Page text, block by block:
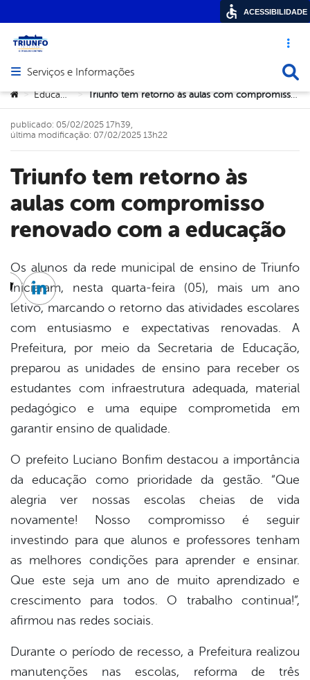
Acesso
Abrir menu principal de navegação
Serviços e Informações
Você está aqui:
> Educação > Triunfo tem retorno às aulas com compromisso renovado com a educação
Triunfo tem retorno às
aulas com compromisso
renovado com a educação
publicado: 05/02/2025 17h39,
última modificação: 07/02/2025 13h22
Os alunos da rede municipal de ensino de Triunfo
iniciaram, nesta quarta-feira (05), mais um ano
letivo, marcando o retorno das atividades escolares
com entusiasmo e expectativas renovadas. A
Prefeitura, por meio da Secretaria de Educação,
preparou as unidades de ensino para receber os
estudantes com infraestrutura adequada, material
pedagógico e uma equipe comprometida em
garantir ensino de qualidade.
O prefeito Luciano Bonfim destacou a importância
da educação como prioridade da gestão. “Que
alegria ver nossas escolas cheias de vida
novamente! Nosso compromisso é seguir
investindo para que alunos e professores tenham
as melhores condições para aprender e ensinar.
Que este seja um ano de muito aprendizado e
crescimento para todos. O trabalho continua!”,
afirmou nas redes sociais.
Durante o período de recesso, a Prefeitura realizou
manutenções nas escolas, reforma de três
Twitter
Linkedin
ACESSIBILIDADE